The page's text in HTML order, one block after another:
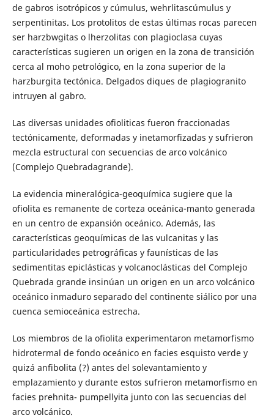
de gabros isotrópicos y cúmulus, wehrlitascúmulus y
serpentinitas. Los protolitos de estas últimas rocas parecen
ser harzbwgitas o lherzolitas con plagioclasa cuyas
características sugieren un origen en la zona de transición
cerca al moho petrológico, en la zona superior de la
harzburgita tectónica. Delgados diques de plagiogranito
intruyen al gabro.
Las diversas unidades ofioliticas fueron fraccionadas
tectónicamente, deformadas y inetamorfizadas y sufrieron
mezcla estructural con secuencias de arco volcánico
(Complejo Quebradagrande).
La evidencia mineralógica-geoquímica sugiere que la
ofiolita es remanente de corteza oceánica-manto generada
en un centro de expansión oceánico. Además, las
características geoquímicas de las vulcanitas y las
particularidades petrográficas y faunísticas de las
sedimentitas epiclásticas y volcanoclásticas del Complejo
Quebrada grande insinúan un origen en un arco volcánico
oceánico inmaduro separado del continente siálico por una
cuenca semioceánica estrecha.
Los miembros de la ofiolita experimentaron metamorfismo
hidrotermal de fondo oceánico en facies esquisto verde y
quizá anfibolita (?) antes del solevantamiento y
emplazamiento y durante estos sufrieron metamorfismo en
facies prehnita- pumpellyita junto con las secuencias del
arco volcánico.